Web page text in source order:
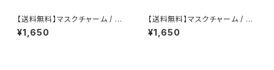
【送料無料】マスクチャーム / M
C-013
¥1,650
【送料無料】マスクチャーム / M
C-012
¥1,650